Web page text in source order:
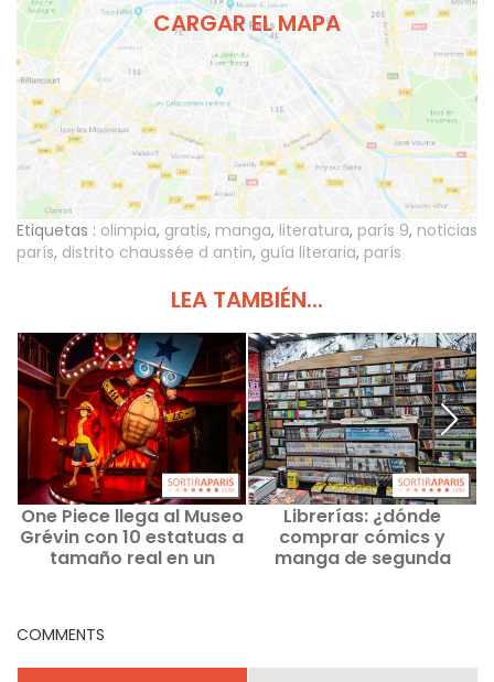
CARGAR EL MAPA
Etiquetas : olimpia, gratis, manga, literatura, parís 9, noticias
parís, distrito chaussée d antin, guía literaria, parís
LEA TAMBIÉN...
One Piece llega al Museo
Grévin con 10 estatuas a
tamaño real en un
Librerías: ¿dónde
comprar cómics y
manga de segunda
COMMENTS